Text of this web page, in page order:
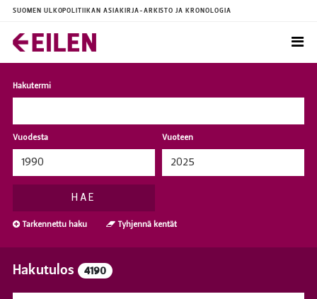
SUOMEN ULKOPOLITIIKAN ASIAKIRJA-ARKISTO JA KRONOLOGIA
Hakutermi
Vuodesta Vuoteen
HAE
Tarkennettu haku Tyhjennä kentät
Hakutulos 4190